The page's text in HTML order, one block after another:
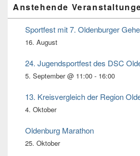
Seitenleisten
Widget-
Bereich
Anstehende
Sportfest mit 7. Oldenburger
16. August
24. Jugendsportfest des DSC
5. September @ 11:00 - 16:00
13. Kreisvergleich der Region
4. Oktober
Oldenburg Marathon
25. Oktober